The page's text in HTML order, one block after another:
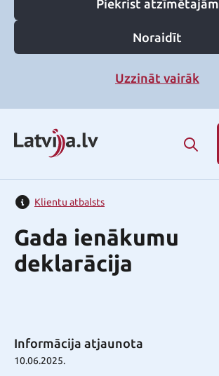
Piekrist atzīmētajām
Noraidīt
Uzzināt vairāk
Klientu atbalsts
Gada ienākumu
deklarācija
Informācija atjaunota
10.06.2025.